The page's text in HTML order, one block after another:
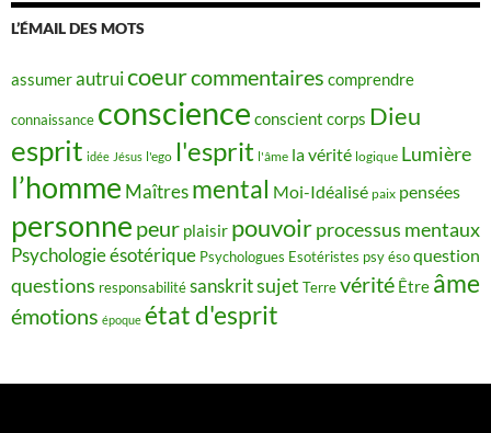
L’ÉMAIL DES MOTS
assumerautruicoeurcommentaires comprendre
connaissance conscience conscient corps Dieu
esprit idée Jésus l'ego l'esprit l'âme la vérité logique Lumière
l’homme Maîtres mental Moi-Idéalisé paix pensées
personne peur plaisir pouvoirprocessus mentaux
Psychologie ésotérique Psychologues Esotéristes psy ésoquestion
questions responsabilitésanskritsujet Terrevérité Être âme
émotions époque état d'esprit